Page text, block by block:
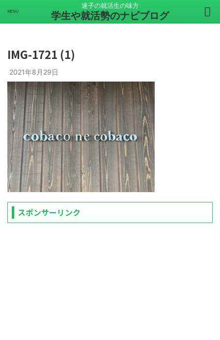
迷子の就活生の味方
学生や就活勢のナビブログ
IMG-1721 (1)
2021年8月29日
スポンサーリンク